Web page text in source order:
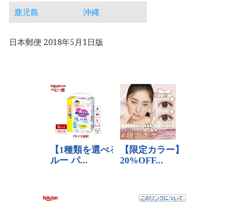
鹿児島 沖縄
日本郵便 2018年5月1日版